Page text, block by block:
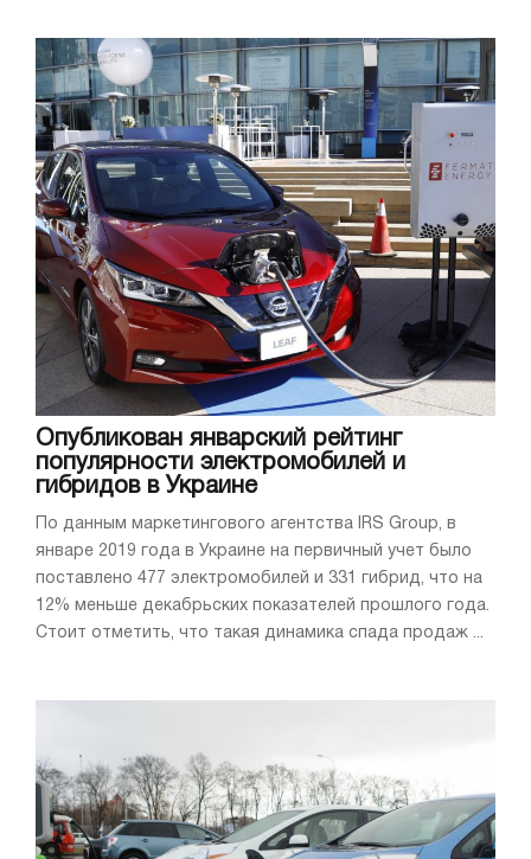
Опубликован январский рейтинг
популярности электромобилей и
гибридов в Украине
По данным маркетингового агентства IRS Group, в
январе 2019 года в Украине на первичный учет было
поставлено 477 электромобилей и 331 гибрид, что на
12% меньше декабрьских показателей прошлого года.
Стоит отметить, что такая динамика спада продаж ...